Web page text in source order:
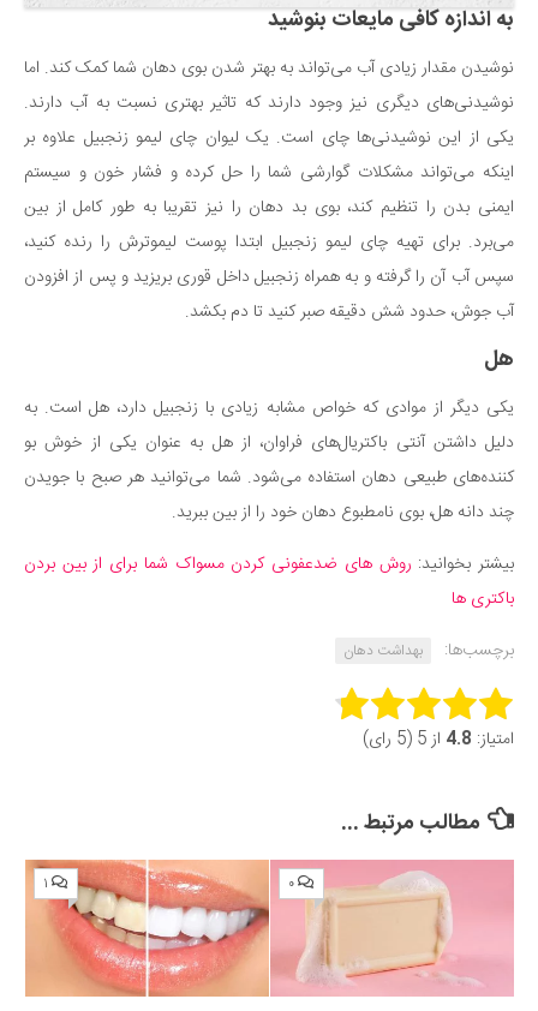
به اندازه کافی مایعات بنوشید
نوشیدن مقدار زیادی آب می‌تواند به بهتر شدن بوی دهان شما کمک کند. اما
نوشیدنی‌های دیگری نیز وجود دارند که تاثیر بهتری نسبت به آب دارند.
یکی از این نوشیدنی‌ها چای است. یک لیوان چای لیمو زنجبیل علاوه بر
اینکه می‌تواند مشکلات گوارشی شما را حل کرده و فشار خون و سیستم
ایمنی بدن را تنظیم کند، بوی بد دهان را نیز تقریبا به طور کامل از بین
می‌برد. برای تهیه چای لیمو زنجبیل ابتدا پوست لیموترش را رنده کنید،
سپس آب آن را گرفته و به همراه زنجبیل داخل قوری بریزید و پس از افزودن
آب جوش، حدود شش دقیقه صبر کنید تا دم بکشد.
هل
یکی دیگر از موادی که خواص مشابه زیادی با زنجبیل دارد، هل است. به
دلیل داشتن آنتی باکتریال‌های فراوان، از هل به عنوان یکی از خوش بو
کننده‌های طبیعی دهان استفاده می‌شود. شما می‌توانید هر صبح با جویدن
چند دانه هل، بوی نامطبوع دهان خود را از بین ببرید.
بیشتر بخوانید: روش های ضدعفونی کردن مسواک شما برای از بین بردن
باکتری ها
برچسب‌ها:
بهداشت دهان
Rate this item:
امتیاز: 4.8 از 5 (5 رای)
مطالب مرتبط ...
۰ ۱